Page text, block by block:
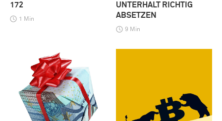
172
1 Min
UNTERHALT RICHTIG
ABSETZEN
9 Min